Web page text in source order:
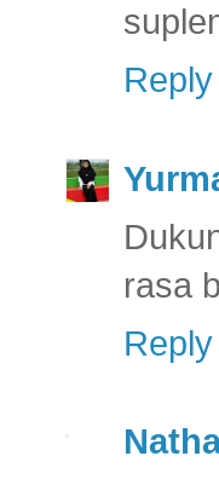
Reply
rasa
Reply